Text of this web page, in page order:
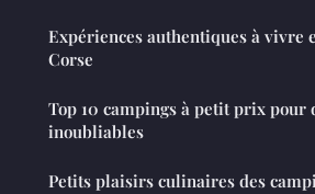
Expériences authentiques à vivre
Corse
Top 10 campings à petit prix pour
inoubliables
Petits plaisirs culinaires des